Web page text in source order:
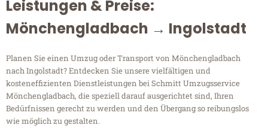
Leistungen & Preise:
Mönchengladbach → Ingolstadt
Planen Sie einen Umzug oder Transport von Mönchengladbach
nach Ingolstadt? Entdecken Sie unsere vielfältigen und
kosteneffizienten Dienstleistungen bei Schmitt Umzugsservice
Mönchengladbach, die speziell darauf ausgerichtet sind, Ihren
Bedürfnissen gerecht zu werden und den Übergang so reibungslos
wie möglich zu gestalten.